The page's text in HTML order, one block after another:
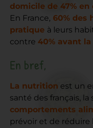
domicile de 47% en
En France, 60% des
pratique à leurs
contre 40% avant la
En bref,
La nutrition est un
santé des français,
comportements
prévoir et de réduire